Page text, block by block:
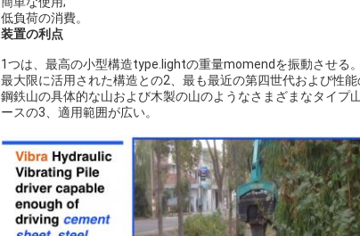
低負荷の消費。
装置の利点
1つは、最高の小型構造type.lightの重量momendを振動させる。
最大限に活用された構造との2、最も最近の第四世代および性能
鋼鉄山の具体的な山および木製の山のようなさまざまなタイ
ースの3、適用範囲が広い。